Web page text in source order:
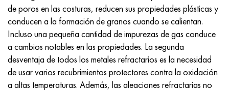
de poros en las costuras, reducen sus propiedades plásticas y
conducen a la formación de granos cuando se calientan.
Incluso una pequeña cantidad de impurezas de gas conduce
a cambios notables en las propiedades. La segunda
desventaja de todos los metales refractarios es la necesidad
de usar varios recubrimientos protectores contra la oxidación
a altas temperaturas. Además, las aleaciones refractarias no
Nimónico 90
Nimónico 263
Haynes 25
Haynes 188
tubo de precisión
H70MFV
AM-350 - ams 5548
AM-355 - ams 5547
Custom 450® - uns S45000
Ascoloy griego 418
45Х14Н14В2М
50X14MF
65X13
90X18MF
ac35g2, 36smnpb14, 1.0765
38x2n2ma, 34CrNiMo6, 40NiCrMo7
40hn2ma, 34CrNiMo4, 36hnm
38hs, 37hs